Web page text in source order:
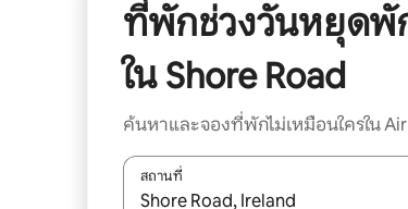
ที่พักช่วงวันหยุด
ใน Shore Road
ค้นหาและจองที่พักไม่เหมือนใครใน
สถานที่
ใช้ลูกศรขึ้นลง หรือใช้การสัมผัสหรือปัด